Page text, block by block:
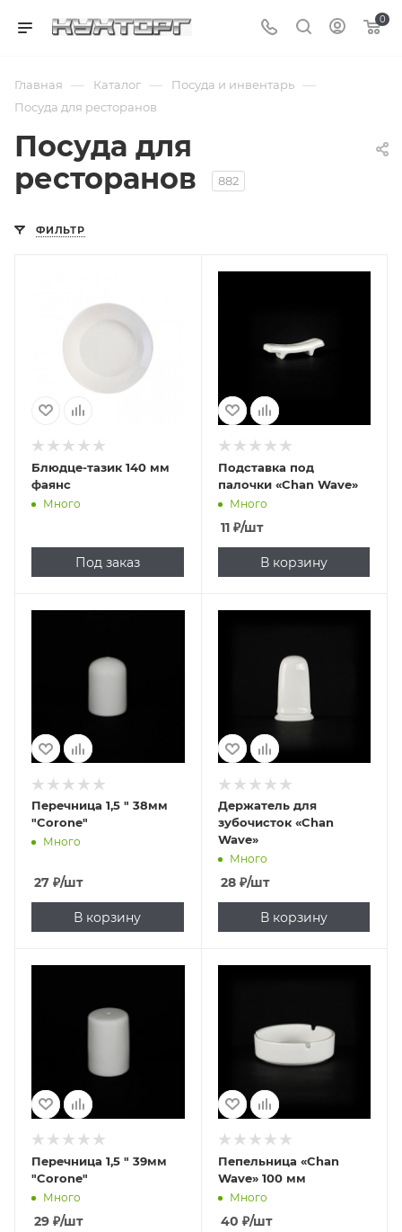
0
Главная — Каталог — Посуда и инвентарь —
Посуда для ресторанов
Посуда для
ресторанов
882
ФИЛЬТР
Блюдце-тазик 140 мм
фаянс
Много
Под заказ
Подставка под
палочки «Chan Wave»
Много
11₽/шт
В корзину
Перечница 1,5 " 38мм
"Corone"
Много
27 ₽/шт
В корзину
Держатель для
зубочисток «Chan
Wave»
Много
28₽/шт
В корзину
Перечница 1,5 " 39мм
"Corone"
Много
29 ₽/шт
Пепельница «Chan
Wave» 100 мм
Много
40 ₽/шт